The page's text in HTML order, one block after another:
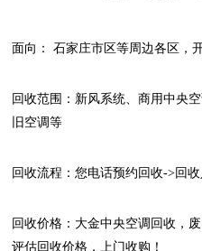
面向： 石家庄市区等周边各区，
回收范围：新风系统、商用中央
旧空调等
回收流程：您电话预约回收->回
回收价格：大金中央空调回收，
评估回收价格，上门收购！